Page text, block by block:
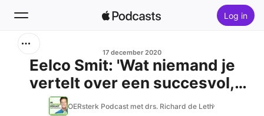
Log in
Home
Nieuw
17 december 2020
Eelco Smit: 'Wat niemand je
vertelt over een succesvol,
gelukkig én gezond leven.'
OERsterk Podcast met drs. Richard de Leth